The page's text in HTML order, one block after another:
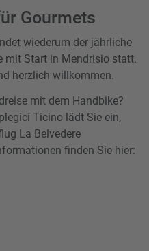
Gourmets
wiederum der jährliche
mit Start in Mendrisio statt.
herzlich willkommen.
mit dem Handbike?
Ticino lädt Sie ein,
La Belvedere
finden Sie hier: